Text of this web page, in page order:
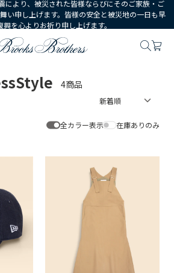
により、被災された皆様ならびにそのご家族・ご
い申し上げます。皆様の安全と被災地の一日も早
興を心よりお祈り申し上げます。
4商品
全カラー表示 在庫ありのみ